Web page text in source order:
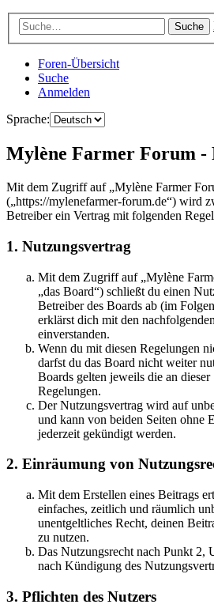
Suche
Foren-Übersicht
Suche
Anmelden
Sprache:
Mylène Farmer Forum -
Mit dem Zugriff auf „Mylène Farmer
(„https://mylenefarmer-forum.de“) wird
Betreiber ein Vertrag mit folgenden
1. Nutzungsvertrag
Mit dem Zugriff auf „Mylène
„das Board“) schließt du einen
Betreiber des Boards ab (im
erklärst dich mit den
einverstanden.
Wenn du mit diesen Regelungen
darfst du das Board nicht weiter
Boards gelten jeweils die an
Regelungen.
Der Nutzungsvertrag wird auf
und kann von beiden Seiten ohne
jederzeit gekündigt werden.
2. Einräumung von
Mit dem Erstellen eines Beitrags
einfaches, zeitlich und räumlich
unentgeltliches Recht, deinen
zu nutzen.
Das Nutzungsrecht nach Punkt 2,
nach Kündigung des
3. Pflichten des Nutzers